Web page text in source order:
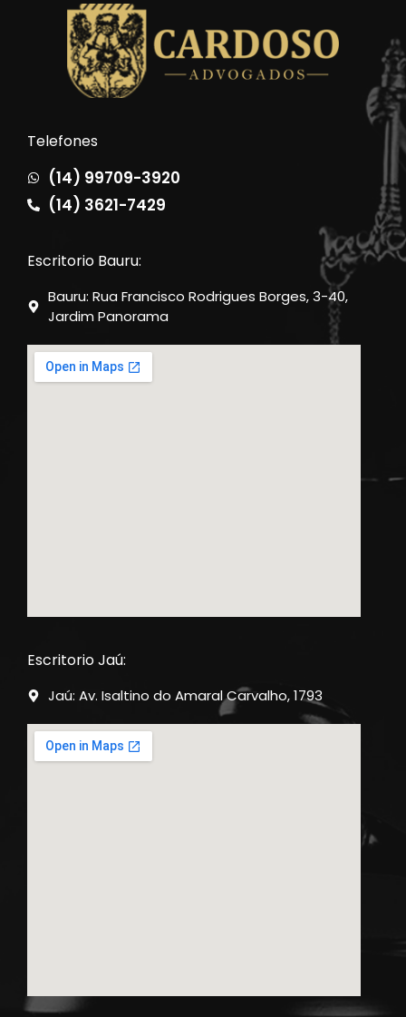
Telefones
(14) 99709-3920
(14) 3621-7429
Escritorio Bauru:
Bauru: Rua Francisco Rodrigues Borges, 3-40,
Jardim Panorama
Escritorio Jaú:
Jaú: Av. Isaltino do Amaral Carvalho, 1793